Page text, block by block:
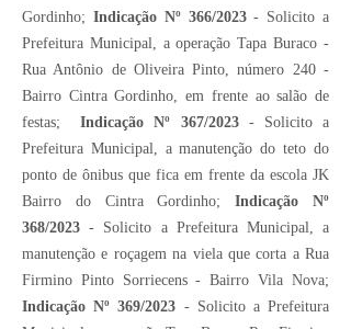
Gordinho; Indicação Nº 366/2023- Solicito a
Prefeitura Municipal, a operação Tapa Buraco -
Rua Antônio de Oliveira Pinto, número 240 -
Bairro Cintra Gordinho, em frente ao salão de
festas;
Indicação Nº 367/2023- Solicito a
Prefeitura Municipal, a manutenção do teto do
ponto de ônibus que fica em frente da escola JK
Bairro do Cintra Gordinho;Indicação Nº
368/2023 - Solicito a Prefeitura Municipal, a
manutenção e roçagem na viela que corta a Rua
Firmino Pinto Sorriecens - Bairro Vila Nova;
Indicação Nº 369/2023 - Solicito a Prefeitura